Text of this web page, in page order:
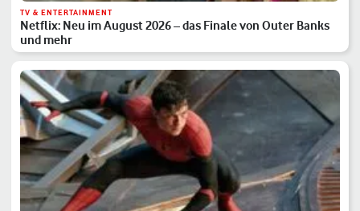
TV & ENTERTAINMENT
Netflix: Neu im August 2026 – das Finale von Outer Banks
und mehr